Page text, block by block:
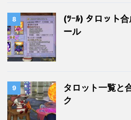
8
(ﾂｰﾙ) タロット
ール
9
タロット一覧と
ク